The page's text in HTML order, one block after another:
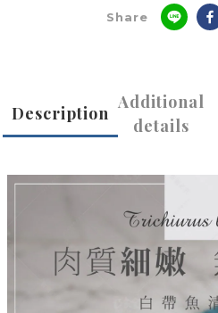
Share
Description
Additional
details